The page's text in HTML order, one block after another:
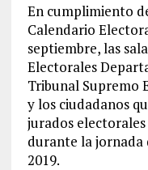
En cumplimiento
Calendario
septiembre, las
Electorales
Tribunal Supremo
y los ciudadanos
jurados electorales
durante la jornada
2019.